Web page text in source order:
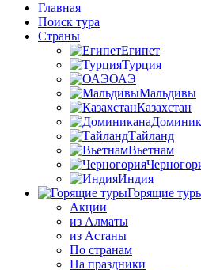
Главная
Поиск тура
Страны
Египет
Турция
ОАЭ
Мальдивы
Казахстан
Тайланд
Вьетнам
Индия
Горящие
Акции
из Алматы
из Астаны
По странам
На праздники